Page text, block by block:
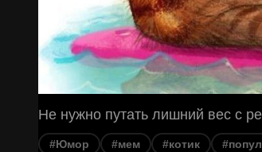
Не нужно путать лишний вес с
#Юмор #мем #котик